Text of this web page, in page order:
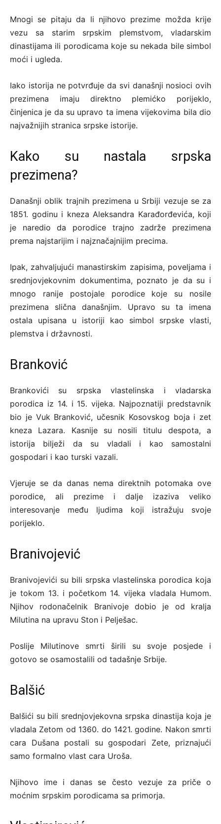
Mnogi se pitaju da li njihovo prezime možda krije
vezu sa starim srpskim plemstvom, vladarskim
dinastijama ili porodicama koje su nekada bile simbol
moći i ugleda.
Iako istorija ne potvrđuje da svi današnji nosioci ovih
prezimena imaju direktno plemićko porijeklo,
činjenica je da su upravo ta imena vijekovima bila dio
najvažnijih stranica srpske istorije.
Kako su nastala srpska
prezimena?
Današnji oblik trajnih prezimena u Srbiji vezuje se za
1851. godinu i kneza Aleksandra Karađorđevića, koji
je naredio da porodice trajno zadrže prezimena
prema najstarijim i najznačajnijim precima.
Ipak, zahvaljujući manastirskim zapisima, poveljama i
srednjovjekovnim dokumentima, poznato je da su i
mnogo ranije postojale porodice koje su nosile
prezimena slična današnjim. Upravo su ta imena
ostala upisana u istoriji kao simbol srpske vlasti,
plemstva i državnosti.
Branković
Brankovići su srpska vlastelinska i vladarska
porodica iz 14. i 15. vijeka. Najpoznatiji predstavnik
bio je Vuk Branković, učesnik Kosovskog boja i zet
kneza Lazara. Kasnije su nosili titulu despota, a
istorija bilježi da su vladali i kao samostalni
gospodari i kao turski vazali.
Vjeruje se da danas nema direktnih potomaka ove
porodice, ali prezime i dalje izaziva veliko
interesovanje među ljudima koji istražuju svoje
porijeklo.
Branivojević
Branivojevići su bili srpska vlastelinska porodica koja
je tokom 13. i početkom 14. vijeka vladala Humom.
Njihov rodonačelnik Branivoje dobio je od kralja
Milutina na upravu Ston i Pelješac.
Poslije Milutinove smrti širili su svoje posjede i
gotovo se osamostalili od tadašnje Srbije.
Balšić
Balšići su bili srednjovjekovna srpska dinastija koja je
vladala Zetom od 1360. do 1421. godine. Nakon smrti
cara Dušana postali su gospodari Zete, priznajući
samo formalno vlast cara Uroša.
Njihovo ime i danas se često vezuje za priče o
moćnim srpskim porodicama sa primorja.